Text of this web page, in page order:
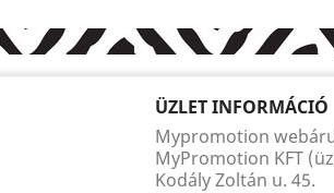
ÜZLET INFORMÁCIÓ
Mypromotion
MyPromotion KFT
Kodály Zoltán u. 45.